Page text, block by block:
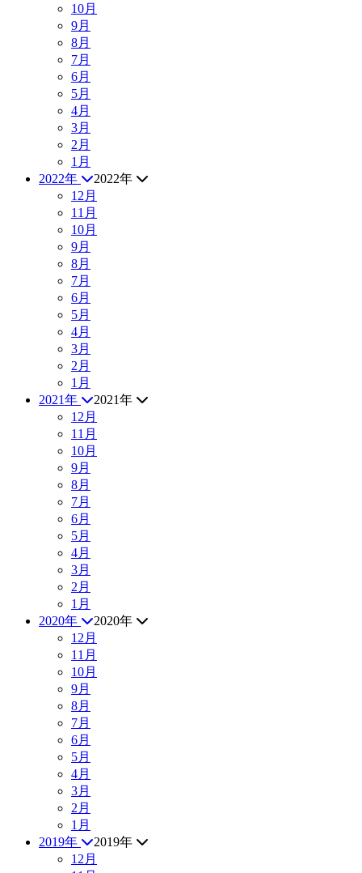
10月
9月
8月
7月
6月
5月
4月
3月
2月
1月
2022年
2022年
12月
11月
10月
9月
8月
7月
6月
5月
4月
3月
2月
1月
2021年
2021年
12月
11月
10月
9月
8月
7月
6月
5月
4月
3月
2月
1月
2020年
2020年
12月
11月
10月
9月
8月
7月
6月
5月
4月
3月
2月
1月
2019年
2019年
12月